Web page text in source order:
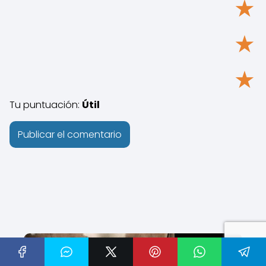
★
★
★
Tu puntuación: Útil